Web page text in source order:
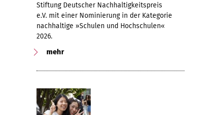
Stiftung Deutscher Nachhaltigkeitspreis
e.V. mit einer Nominierung in der Kategorie
nachhaltige »Schulen und Hochschulen«
2026.
mehr